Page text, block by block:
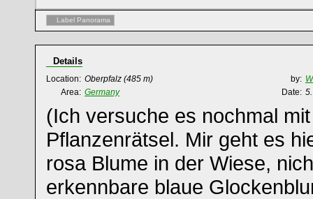
Label Panorama
Details
Location: Oberpfalz (485 m) by:
Area: Germany Date:
(Ich versuche es nochmal
Pflanzenrätsel. Mir geht es
rosa Blume in der Wiese,
erkennbare blaue